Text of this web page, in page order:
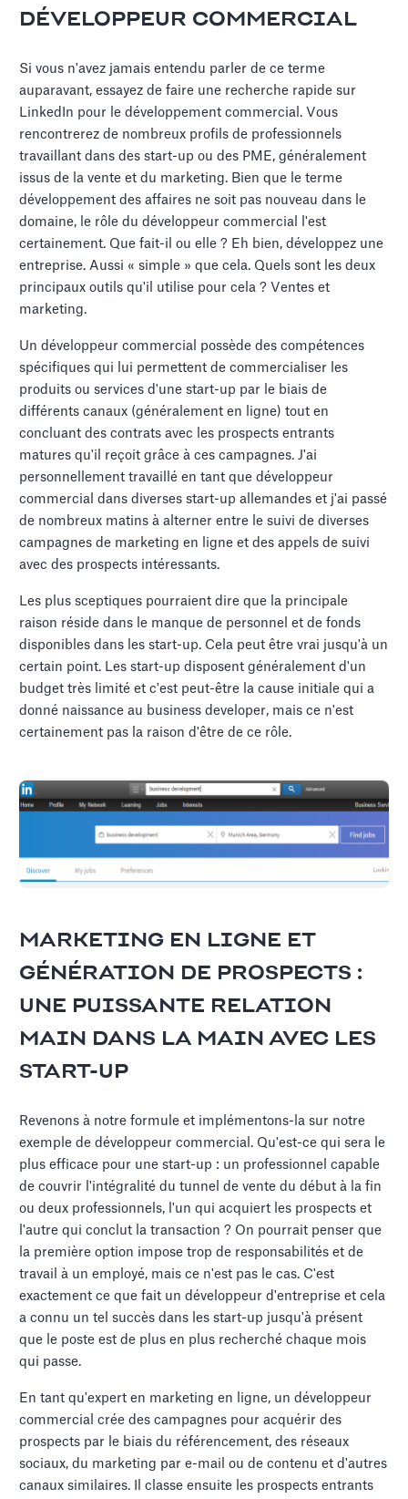
DÉVELOPPEUR COMMERCIAL
Si vous n'avez jamais entendu parler de ce terme
auparavant, essayez de faire une recherche rapide sur
LinkedIn pour le développement commercial. Vous
rencontrerez de nombreux profils de professionnels
travaillant dans des start-up ou des PME, généralement
issus de la vente et du marketing. Bien que le terme
développement des affaires ne soit pas nouveau dans le
domaine, le rôle du développeur commercial l'est
certainement. Que fait-il ou elle ? Eh bien, développez une
entreprise. Aussi « simple » que cela. Quels sont les deux
principaux outils qu'il utilise pour cela ? Ventes et
marketing.
Un développeur commercial possède des compétences
spécifiques qui lui permettent de commercialiser les
produits ou services d'une start-up par le biais de
différents canaux (généralement en ligne) tout en
concluant des contrats avec les prospects entrants
matures qu'il reçoit grâce à ces campagnes. J'ai
personnellement travaillé en tant que développeur
commercial dans diverses start-up allemandes et j'ai passé
de nombreux matins à alterner entre le suivi de diverses
campagnes de marketing en ligne et des appels de suivi
avec des prospects intéressants.
Les plus sceptiques pourraient dire que la principale
raison réside dans le manque de personnel et de fonds
disponibles dans les start-up. Cela peut être vrai jusqu'à un
certain point. Les start-up disposent généralement d'un
budget très limité et c'est peut-être la cause initiale qui a
donné naissance au business developer, mais ce n'est
certainement pas la raison d'être de ce rôle.
MARKETING EN LIGNE ET
GÉNÉRATION DE PROSPECTS :
UNE PUISSANTE RELATION
MAIN DANS LA MAIN AVEC LES
START-UP
Revenons à notre formule et implémentons-la sur notre
exemple de développeur commercial. Qu'est-ce qui sera le
plus efficace pour une start-up : un professionnel capable
de couvrir l'intégralité du tunnel de vente du début à la fin
ou deux professionnels, l'un qui acquiert les prospects et
l'autre qui conclut la transaction ? On pourrait penser que
la première option impose trop de responsabilités et de
travail à un employé, mais ce n'est pas le cas. C'est
exactement ce que fait un développeur d'entreprise et cela
a connu un tel succès dans les start-up jusqu'à présent
que le poste est de plus en plus recherché chaque mois
qui passe.
En tant qu'expert en marketing en ligne, un développeur
commercial crée des campagnes pour acquérir des
prospects par le biais du référencement, des réseaux
sociaux, du marketing par e-mail ou de contenu et d'autres
canaux similaires. Il classe ensuite les prospects entrants